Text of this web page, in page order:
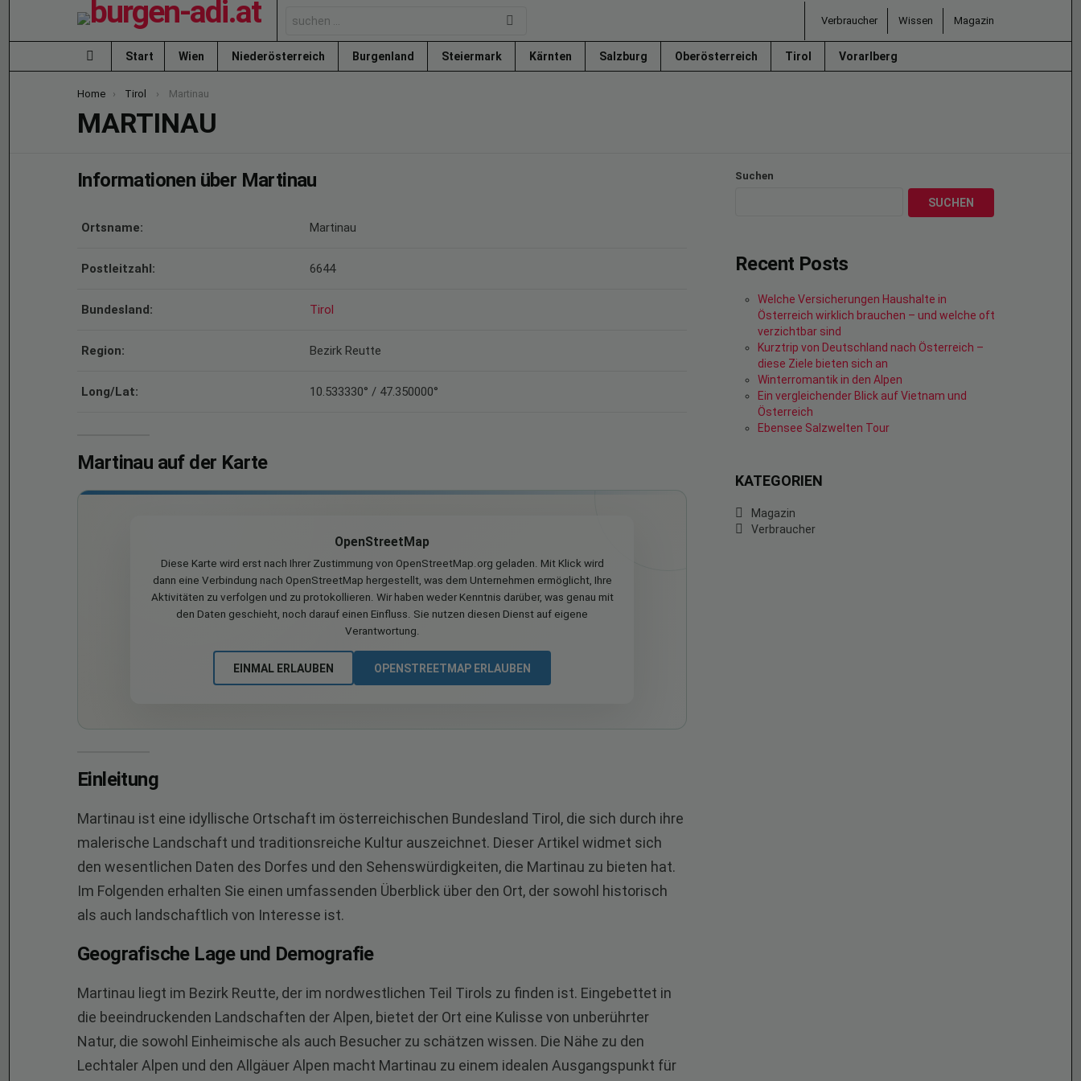
for:
Verbraucher Wissen Magazin
Menu
Start Wien Niederösterreich Burgenland Steiermark Kärnten Salzburg Oberösterreich Tirol Vorarlberg
You are here:
Home Tirol Martinau
MARTINAU
Informationen über Martinau
Ortsname: Martinau
Postleitzahl: 6644
Bundesland: Tirol
Region: Bezirk Reutte
Long/Lat: 10.533330° / 47.350000°
Martinau auf der Karte
OpenStreetMap
Diese Karte wird erst nach Ihrer Zustimmung von OpenStreetMap.org geladen. Mit Klick wird
dann eine Verbindung nach OpenStreetMap hergestellt, was dem Unternehmen ermöglicht, Ihre
Aktivitäten zu verfolgen und zu protokollieren. Wir haben weder Kenntnis darüber, was genau mit
den Daten geschieht, noch darauf einen Einfluss. Sie nutzen diesen Dienst auf eigene
Verantwortung.
EINMAL ERLAUBEN OPENSTREETMAP ERLAUBEN
Einleitung
Martinau ist eine idyllische Ortschaft im österreichischen Bundesland Tirol, die sich durch ihre
malerische Landschaft und traditionsreiche Kultur auszeichnet. Dieser Artikel widmet sich
den wesentlichen Daten des Dorfes und den Sehenswürdigkeiten, die Martinau zu bieten hat.
Im Folgenden erhalten Sie einen umfassenden Überblick über den Ort, der sowohl historisch
als auch landschaftlich von Interesse ist.
Geografische Lage und Demografie
Martinau liegt im Bezirk Reutte, der im nordwestlichen Teil Tirols zu finden ist. Eingebettet in
die beeindruckenden Landschaften der Alpen, bietet der Ort eine Kulisse von unberührter
Natur, die sowohl Einheimische als auch Besucher zu schätzen wissen. Die Nähe zu den
Lechtaler Alpen und den Allgäuer Alpen macht Martinau zu einem idealen Ausgangspunkt für
Suchen
SUCHEN
Recent Posts
Welche Versicherungen Haushalte in
Österreich wirklich brauchen – und welche oft
verzichtbar sind
Kurztrip von Deutschland nach Österreich –
diese Ziele bieten sich an
Winterromantik in den Alpen
Ein vergleichender Blick auf Vietnam und
Österreich
Ebensee Salzwelten Tour
KATEGORIEN
Magazin
Verbraucher